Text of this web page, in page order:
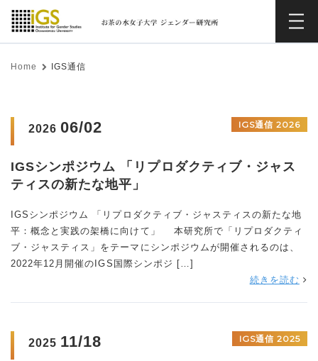
Home IGS通信
202606/02 IGS通信 2026
IGSシンポジウム 「リプロダクティブ・ジャス
ティスの新たな地平」
IGSシンポジウム 「リプロダクティブ・ジャスティスの新たな地
平：概念と実践の架橋に向けて」 本研究所で「リプロダクティ
ブ・ジャスティス」をテーマにシンポジウムが開催されるのは、
2022年12月開催のIGS国際シンポジ […]
続きを読む
2025 11/18 IGS通信 2025